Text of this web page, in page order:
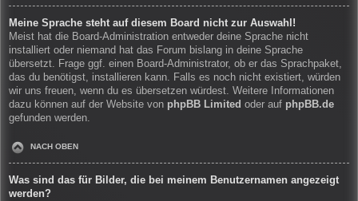
Meine Sprache steht auf diesem Board nicht zur Auswahl!
Meist hat die Board-Administration entweder deine Sprache nicht
installiert oder niemand hat das Forum bislang in deine Sprache
übersetzt. Frage ggf. einen Board-Administrator, ob er das Sprachpaket,
das du benötigst, installieren kann. Falls es noch nicht existiert, würden
wir uns freuen, wenn du es übersetzen würdest. Weitere Informationen
dazu können auf der Website von phpBB Limited oder auf phpBB.de
gefunden werden.
NACH OBEN
Was sind das für Bilder, die bei meinem Benutzernamen angezeigt
werden?